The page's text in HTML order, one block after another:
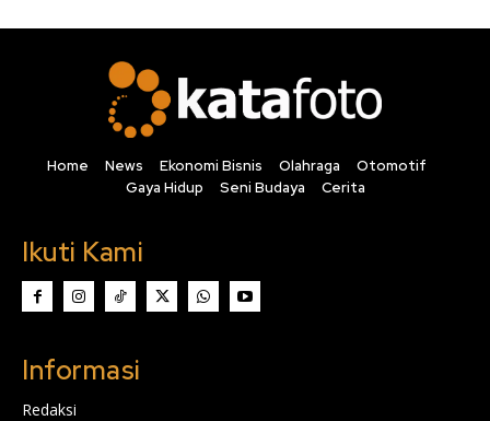
Home News Ekonomi Bisnis Olahraga
Otomotif
Gaya Hidup
Seni Budaya Cerita
Ikuti Kami
Informasi
Redaksi